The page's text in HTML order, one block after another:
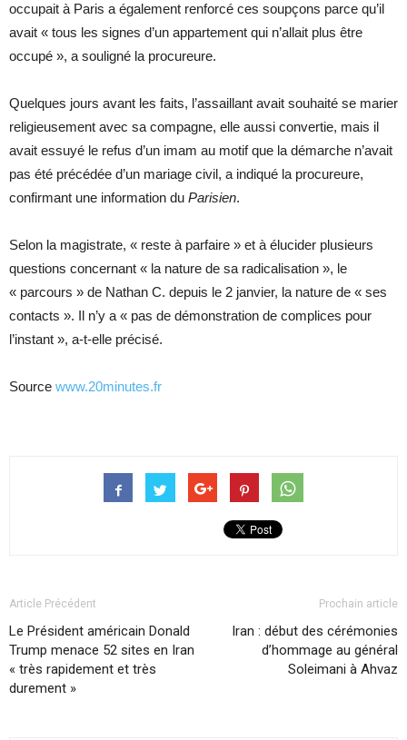
occupait à Paris a également renforcé ces soupçons parce qu’il
avait « tous les signes d’un appartement qui n’allait plus être
occupé », a souligné la procureure.
Quelques jours avant les faits, l’assaillant avait souhaité se marier
religieusement avec sa compagne, elle aussi convertie, mais il
avait essuyé le refus d’un imam au motif que la démarche n’avait
pas été précédée d’un mariage civil, a indiqué la procureure,
confirmant une information du Parisien.
Selon la magistrate, « reste à parfaire » et à élucider plusieurs
questions concernant « la nature de sa radicalisation », le
« parcours » de Nathan C. depuis le 2 janvier, la nature de « ses
contacts ». Il n’y a « pas de démonstration de complices pour
l’instant », a-t-elle précisé.
Source www.20minutes.fr
Article Précédent
Le Président américain Donald
Trump menace 52 sites en Iran
« très rapidement et très
durement »
Prochain article
Iran : début des cérémonies
d’hommage au général
Soleimani à Ahvaz